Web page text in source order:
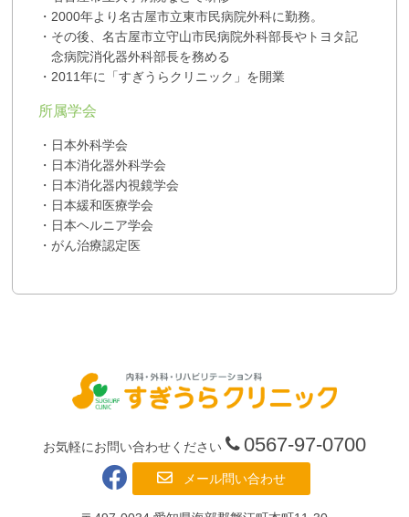
・2000年より名古屋市立東市民病院外科に勤務。
・その後、名古屋市立守山市民病院外科部長やトヨタ記
念病院消化器外科部長を務める
・2011年に「すぎうらクリニック」を開業
所属学会
・日本外科学会
・日本消化器外科学会
・日本消化器内視鏡学会
・日本緩和医療学会
・日本ヘルニア学会
・がん治療認定医
お気軽にお問い合わせください 0567-97-0700
メール問い合わせ